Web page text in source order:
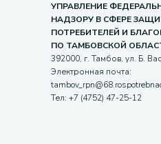
УПРАВЛЕНИЕ
НАДЗОРУ В СФЕРЕ
ПОТРЕБИТЕЛЕЙ И
ПО ТАМБОВСКОЙ
392000, г. Тамбов, ул. Б.
Электронная почта:
Тел: +7 (4752) 47-25-12